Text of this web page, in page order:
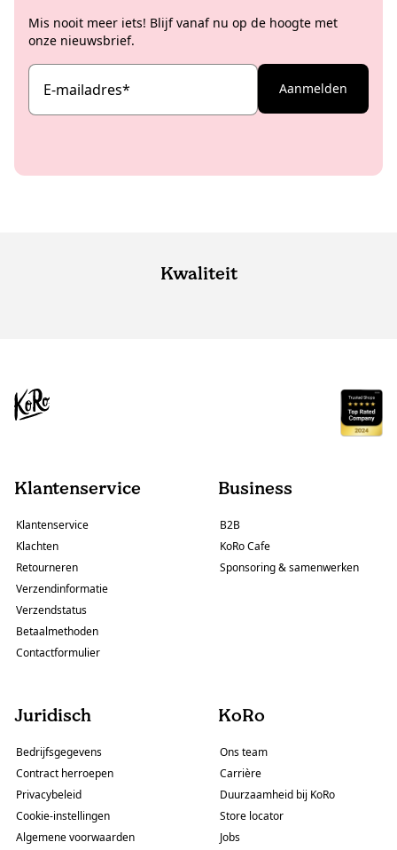
Mis nooit meer iets! Blijf vanaf nu op de hoogte met
onze nieuwsbrief.
E-mailadres* Aanmelden
Kwaliteit
Klantenservice
Klantenservice
Klachten
Retourneren
Verzendinformatie
Verzendstatus
Betaalmethoden
Contactformulier
Business
B2B
KoRo Cafe
Sponsoring & samenwerken
Juridisch
Bedrijfsgegevens
Contract herroepen
Privacybeleid
Cookie-instellingen
Algemene voorwaarden
KoRo
Ons team
Carrière
Duurzaamheid bij KoRo
Store locator
Jobs